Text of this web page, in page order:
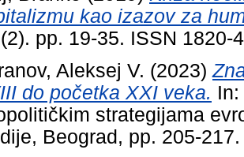
kao izazov za
pp. 19-35. ISSN 1820-
Aleksej V. (2023)
do početka XXI veka.
strategijama
Beograd, pp. 205-